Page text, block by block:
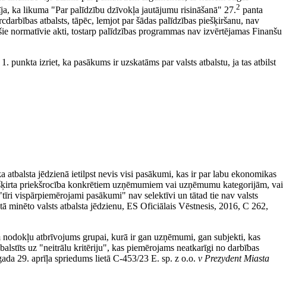
ka likuma "Par palīdzību dzīvokļa jautājumu risināšanā" 27.2 panta
atbalsts, tāpēc, lemjot par šādas palīdzības piešķiršanu, nav
normatīvie akti, tostarp palīdzības programmas nav izvērtējamas Finanšu
punkta izriet, ka pasākums ir uzskatāms par valsts atbalstu, ja tas atbilst
atbalsta jēdzienā ietilpst nevis visi pasākumi, kas ir par labu ekonomikas
priekšrocība konkrētiem uzņēmumiem vai uzņēmumu kategorijām, vai
vispārpiemērojami pasākumi" nav selektīvi un tātad tie nav valsts
minēto valsts atbalsta jēdzienu, ES Oficiālais Vēstnesis, 2016, C 262,
nodokļu atbrīvojums grupai, kurā ir gan uzņēmumi, gan subjekti, kas
uz "neitrālu kritēriju", kas piemērojams neatkarīgi no darbības
29. aprīļa spriedums lietā C‑453/23 E. sp. z o.o. v Prezydent Miasta